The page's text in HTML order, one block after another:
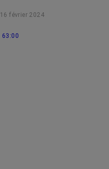
recettes, faciles à préparer, pour
16 février 2024
63:00